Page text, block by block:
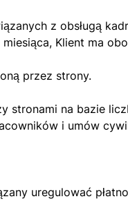
z obsługą
Klient ma
przez strony.
stronami na bazie
i umów
uregulować